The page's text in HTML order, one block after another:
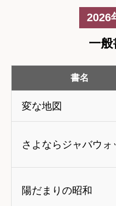
2026
一
書名
変な地図
さよならジャバウォ
陽だまりの昭和